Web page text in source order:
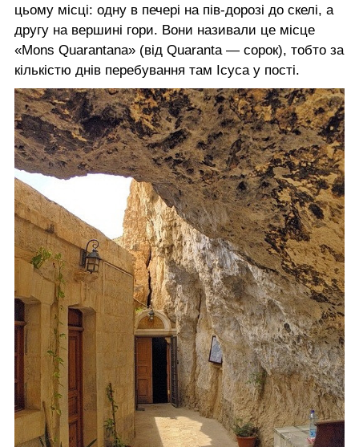
цьому місці: одну в печері на пів-дорозі до скелі, а
другу на вершині гори. Вони називали це місце
«Mons Quarantana» (від Quaranta — сорок), тобто за
кількістю днів перебування там Ісуса у пості.